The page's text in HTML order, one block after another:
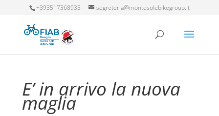
+393517368935 segreteria@montesolebikegroup.it
E’ in arrivo la nuova
maglia